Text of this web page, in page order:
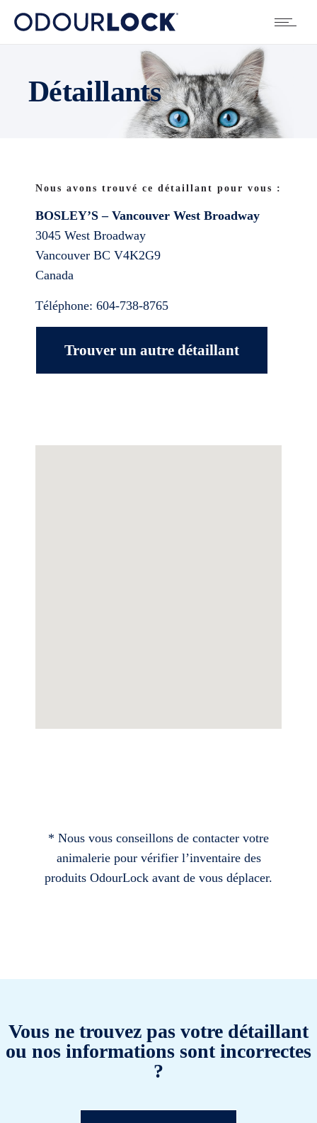
Détaillants
Nous avons trouvé ce détaillant pour vous :
BOSLEY’S – Vancouver West Broadway
3045 West Broadway
Vancouver BC V4K2G9
Canada
Téléphone: 604-738-8765
Trouver un autre détaillant
* Nous vous conseillons de contacter votre
animalerie pour vérifier l’inventaire des
produits OdourLock avant de vous déplacer.
Vous ne trouvez pas votre détaillant
ou nos informations sont incorrectes
?